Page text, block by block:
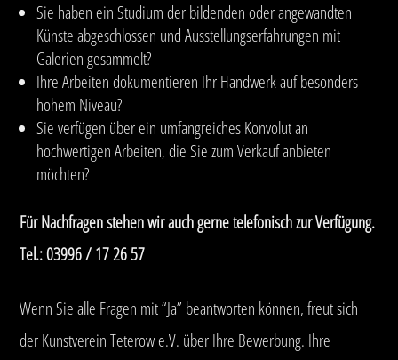
Sie haben ein Studium der bildenden oder angewandten
Künste abgeschlossen und Ausstellungserfahrungen mit
Galerien gesammelt?
Ihre Arbeiten dokumentieren Ihr Handwerk auf besonders
hohem Niveau?
Sie verfügen über ein umfangreiches Konvolut an
hochwertigen Arbeiten, die Sie zum Verkauf anbieten
möchten?
Für Nachfragen stehen wir auch gerne telefonisch zur Verfügung.
Tel.: 03996 / 17 26 57
Wenn Sie alle Fragen mit “Ja” beantworten können, freut sich
der Kunstverein Teterow e.V. über Ihre Bewerbung. Ihre